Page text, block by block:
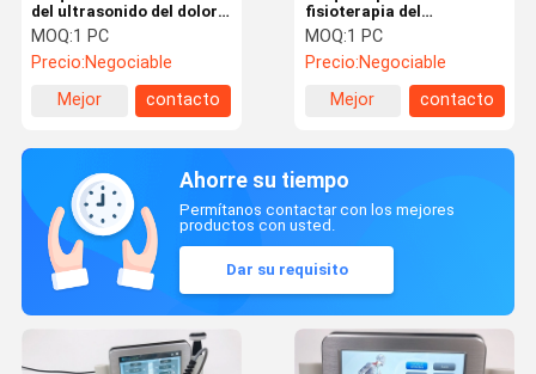
del ultrasonido del dolor
de Myofascial, equipo de
la terapia de la onda de
choque
MOQ:1 PC
Precio:Negociable
Mejor
contacto
fisioterapia del
ultrasonido para el
diseño humanizado alivio
del dolor
MOQ:1 PC
Precio:Negociable
Mejor
contacto
Ahorre su tiempo
Permítanos contactar con los mejores
productos con usted.
Dar su requisito